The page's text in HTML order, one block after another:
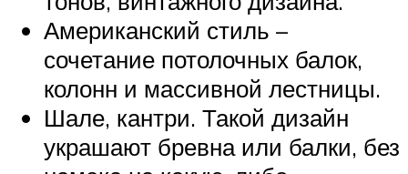
Американский стиль –
сочетание потолочных балок,
колонн и массивной лестницы.
Шале, кантри. Такой дизайн
украшают бревна или балки, без